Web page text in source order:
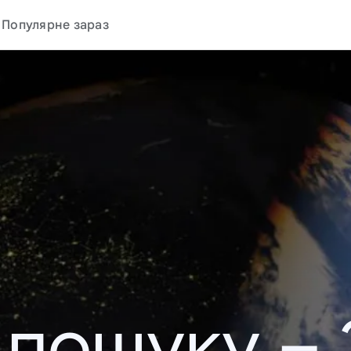
Популярне зараз